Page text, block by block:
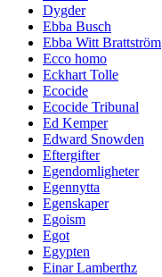
Dygder
Ebba Busch
Ebba Witt Brattström
Ecco homo
Eckhart Tolle
Ecocide
Ecocide Tribunal
Ed Kemper
Edward Snowden
Eftergifter
Egendomligheter
Egennytta
Egenskaper
Egoism
Egot
Egypten
Einar Lamberthz